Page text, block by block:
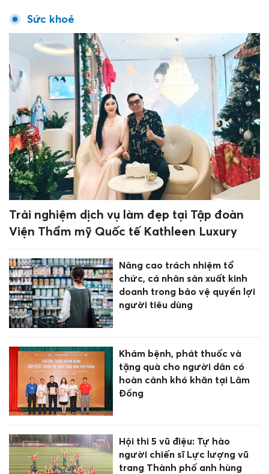
Sức khoẻ
Trải nghiệm dịch vụ làm đẹp tại Tập đoàn
Viện Thẩm mỹ Quốc tế Kathleen Luxury
Nâng cao trách nhiệm tổ
chức, cá nhân sản xuất kinh
doanh trong bảo vệ quyền lợi
người tiêu dùng
Khám bệnh, phát thuốc và
tặng quà cho người dân có
hoàn cảnh khó khăn tại Lâm
Đồng
Hội thi 5 vũ điệu: Tự hào
người chiến sĩ Lực lượng vũ
trang Thành phố anh hùng